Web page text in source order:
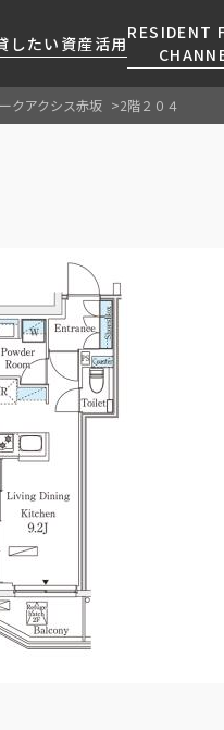
したい 資産活用
RESIDENT
採用情報
ニュースリリース
お問い合わせ
駅・沿線から探す
地図から探す
キーワードから探す
新着情報から探す
新着募集情報
住まいのコラム
RESIDENT FIRST
MEMBERS登録
MEMBERS登録
ご入居・提携サービス
お部屋探しからご契約まで
よくあるご質問
社宅紹介
【仲介会社様向け】当社仲介
事業部取り扱い物件入居申
込
クアクシス赤坂 2階２０４